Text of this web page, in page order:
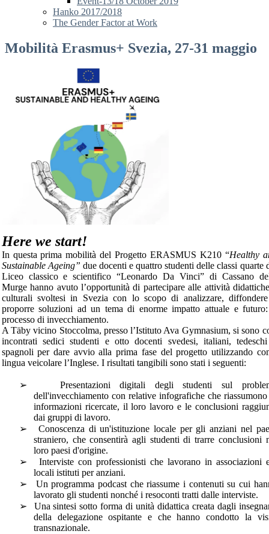
Hanko 2017/2018
The Gender Factor at Work
Mobilità Erasmus+ Svezia, 27-31 maggio
Here we start!
In questa prima mobilità del Progetto ERASMUS K210 “Healthy
Sustainable Ageing” due docenti e quattro studenti delle classi quarte
Liceo classico e scientifico “Leonardo Da Vinci” di Cassano
Murge hanno avuto l’opportunità di partecipare alle attività
culturali svoltesi in Svezia con lo scopo di analizzare,
proporre soluzioni ad un tema di enorme impatto attuale e
processo di invecchiamento.
A Tӓby vicino Stoccolma, presso l’Istituto Ava Gymnasium, si sono
incontrati sedici studenti e otto docenti svedesi, italiani,
spagnoli per dare avvio alla prima fase del progetto utilizzando
lingua veicolare l’Inglese. I risultati tangibili sono stati i seguenti:
➢
Presentazioni digitali degli studenti sul
dell'invecchiamento con relative infografiche che
informazioni ricercate, il loro lavoro e le conclusioni
dai gruppi di lavoro.
➢
Conoscenza di un'istituzione locale per gli anziani nel
straniero, che consentirà agli studenti di trarre conclusioni
loro paesi d'origine.
➢
Interviste con professionisti che lavorano in associazioni
locali istituti per anziani.
➢
Un programma podcast che riassume i contenuti su cui
lavorato gli studenti nonché i resoconti tratti dalle interviste.
➢
Una sintesi sotto forma di unità didattica creata dagli
della delegazione ospitante e che hanno condotto la
transnazionale.